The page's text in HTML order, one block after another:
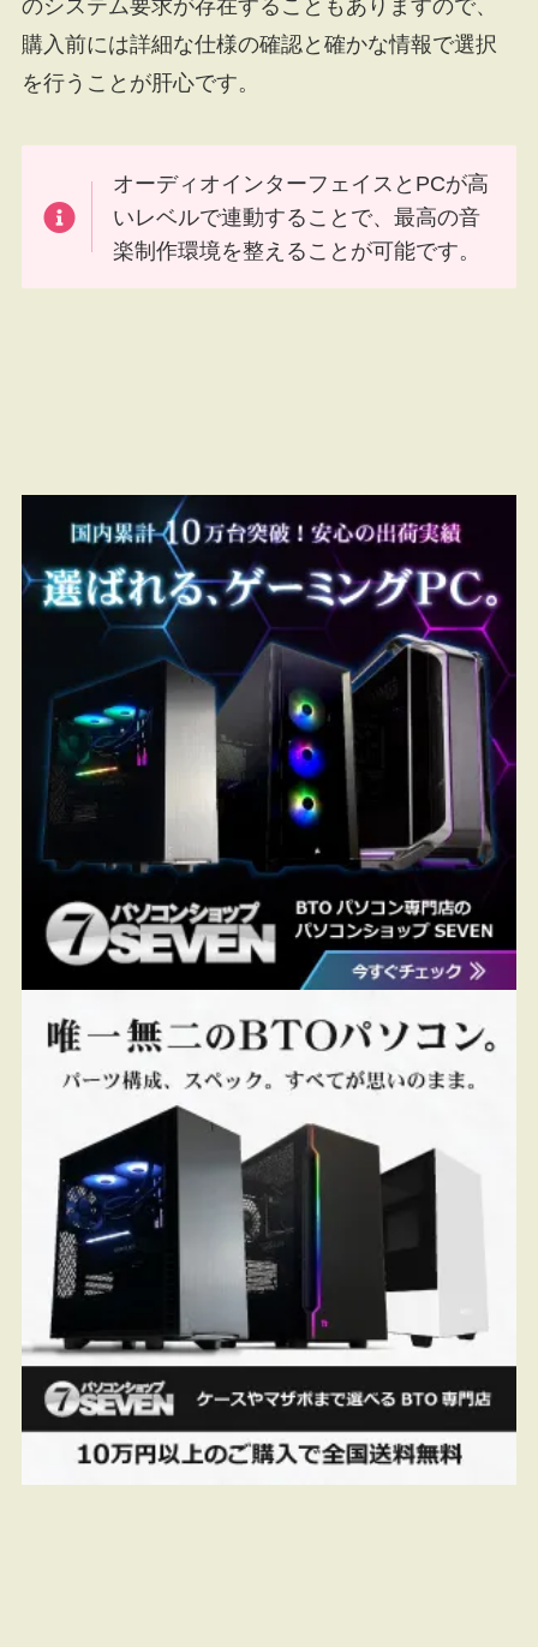
のシステム要求が存在することもありますので、
購入前には詳細な仕様の確認と確かな情報で選択
を行うことが肝心です。
オーディオインターフェイスとPCが高
いレベルで連動することで、最高の音
楽制作環境を整えることが可能です。